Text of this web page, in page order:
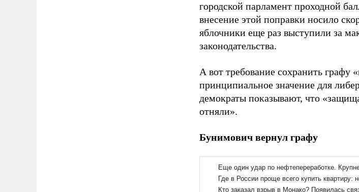
городской парламент проходной
внесение этой поправки носило
яблочники еще раз выступили за
законодательства.
А вот требование сохранить графу
принципиальное значение для
демократы показывают, что
отняли».
Бунимович вернул графу